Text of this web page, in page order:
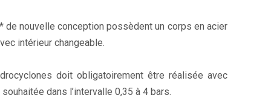
de nouvelle conception possèdent un corps en acier
intérieur changeable.
doit obligatoirement être réalisée avec
dans l’intervalle 0,35 à 4 bars.